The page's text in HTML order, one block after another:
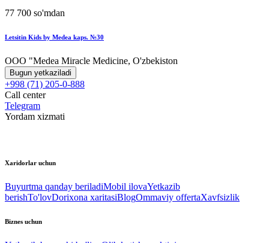
77 700 so'mdan
Letsitin Kids by Medea kaps. №30
OOO "Medea Miracle Medicine, O'zbekiston
Bugun yetkaziladi
+998 (71) 205-0-888
Call center
Telegram
Yordam xizmati
Xaridorlar uchun
Buyurtma qanday beriladiMobil ilovaYetkazib
berishTo'lovDorixona xaritasiBlogOmmaviy offertaXavfsizlik
Biznes uchun